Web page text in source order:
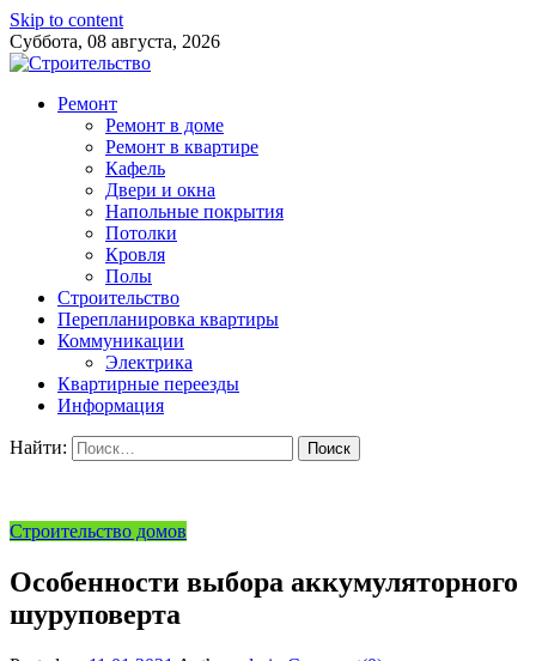
Skip to content
Суббота, 08 августа, 2026
Ремонт
Ремонт в доме
Ремонт в квартире
Кафель
Двери и окна
Напольные покрытия
Потолки
Кровля
Полы
Строительство
Перепланировка квартиры
Коммуникации
Электрика
Квартирные переезды
Информация
Найти:
Строительство домов
Особенности выбора аккумуляторного
шуруповерта